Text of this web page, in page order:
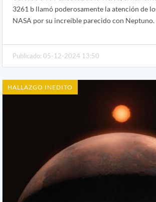
3261 b llamó poderosamente la atención de
NASA por su increíble parecido con Neptuno.
Publicado: 05-12-2024 13:50
HALLAZGO INEDITO